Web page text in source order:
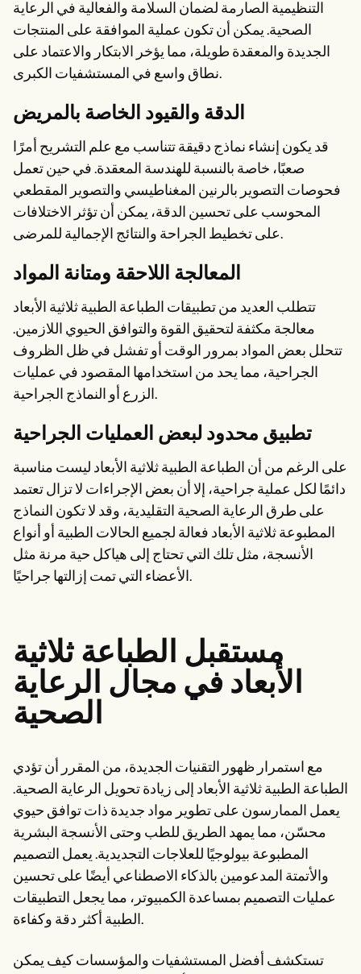
التنظيمية الصارمة لضمان السلامة والفعالية في الرعاية
الصحية. يمكن أن تكون عملية الموافقة على المنتجات
الجديدة والمعقدة طويلة، مما يؤخر الابتكار والاعتماد على
نطاق واسع في المستشفيات الكبرى.
الدقة والقيود الخاصة بالمريض
قد يكون إنشاء نماذج دقيقة تتناسب مع علم التشريح أمرًا
صعبًا، خاصة بالنسبة للهندسة المعقدة. في حين تعمل
فحوصات التصوير بالرنين المغناطيسي والتصوير المقطعي
المحوسب على تحسين الدقة، يمكن أن تؤثر الاختلافات
على تخطيط الجراحة والنتائج الإجمالية للمرضى.
المعالجة اللاحقة ومتانة المواد
تتطلب العديد من تطبيقات الطباعة الطبية ثلاثية الأبعاد
معالجة مكثفة لتحقيق القوة والتوافق الحيوي اللازمين.
تتحلل بعض المواد بمرور الوقت أو تفشل في ظل الظروف
الجراحية، مما يحد من استخدامها المقصود في عمليات
الزرع أو النماذج الجراحية.
تطبيق محدود لبعض العمليات الجراحية
على الرغم من أن الطباعة الطبية ثلاثية الأبعاد ليست مناسبة
دائمًا لكل عملية جراحية، إلا أن بعض الإجراءات لا تزال تعتمد
على طرق الرعاية الصحية التقليدية، وقد لا تكون النماذج
المطبوعة ثلاثية الأبعاد فعالة لجميع الحالات الطبية أو أنواع
الأنسجة، مثل تلك التي تحتاج إلى هياكل حية مرنة مثل
الأعضاء التي تمت إزالتها جراحيًا.
مستقبل الطباعة ثلاثية
الأبعاد في مجال الرعاية
الصحية
مع استمرار ظهور التقنيات الجديدة، من المقرر أن تؤدي
الطباعة الطبية ثلاثية الأبعاد إلى زيادة تحويل الرعاية الصحية.
يعمل الممارسون على تطوير مواد جديدة ذات توافق حيوي
محسّن، مما يمهد الطريق للطب وحتى الأنسجة البشرية
المطبوعة بيولوجيًا للعلاجات التجديدية. يعمل التصميم
والأتمتة المدعومين بالذكاء الاصطناعي أيضًا على تحسين
عمليات التصميم بمساعدة الكمبيوتر، مما يجعل التطبيقات
الطبية أكثر دقة وكفاءة.
تستكشف أفضل المستشفيات والمؤسسات كيف يمكن